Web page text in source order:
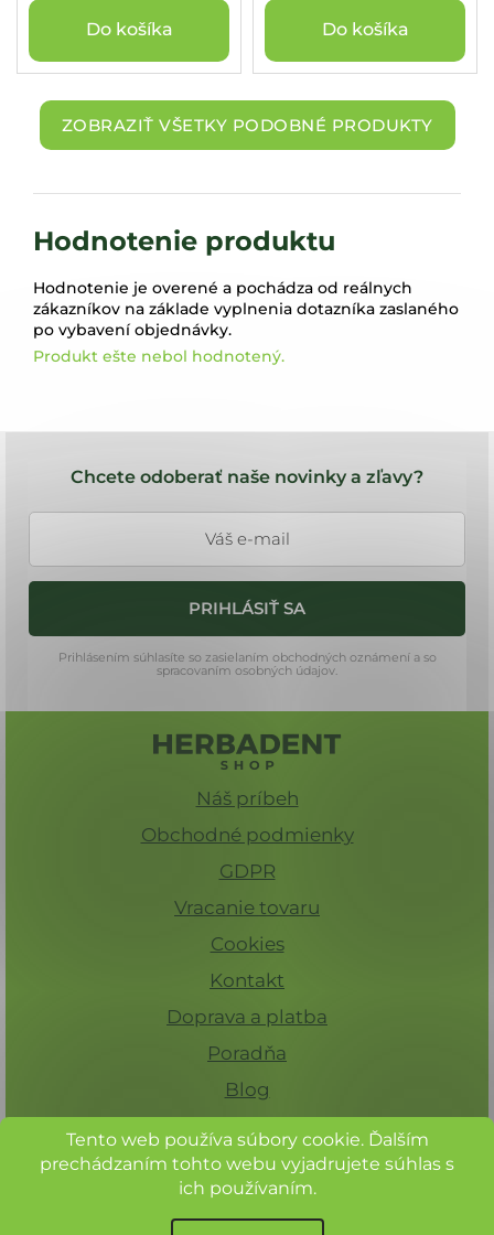
Tento web používa súbory cookie. Ďalším
prechádzaním tohto webu vyjadrujete súhlas s
ich používaním.
Do košíka Do košíka
ZOBRAZIŤ VŠETKY PODOBNÉ PRODUKTY
Hodnotenie produktu
Hodnotenie je overené a pochádza od reálnych
zákazníkov na základe vyplnenia dotazníka zaslaného
po vybavení objednávky.
Produkt ešte nebol hodnotený.
Chcete odoberať naše novinky a zľavy?
PRIHLÁSIŤ SA
Prihlásením súhlasíte so zasielaním obchodných oznámení a so
spracovaním osobných údajov.
Náš príbeh
Obchodné podmienky
GDPR
Vracanie tovaru
Cookies
Kontakt
Doprava a platba
Poradňa
Blog